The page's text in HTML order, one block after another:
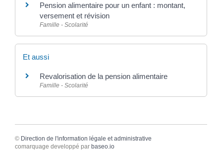
Pension alimentaire pour un enfant : montant,
versement et révision
Famille - Scolarité
Et aussi
Revalorisation de la pension alimentaire
Famille - Scolarité
© Direction de l'information légale et administrative
comarquage developpé par baseo.io